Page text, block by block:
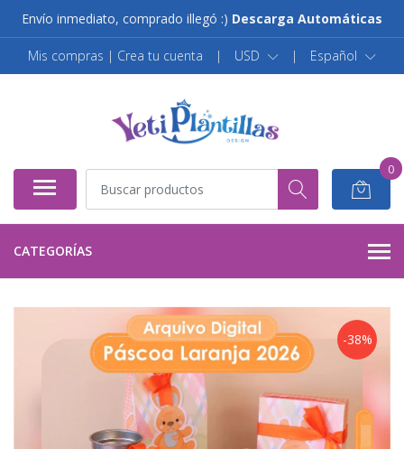
Envío inmediato, comprado illegó :) Descarga Automáticas
Mis compras | Crea tu cuenta | USD | Español
0
CATEGORÍAS
-38%